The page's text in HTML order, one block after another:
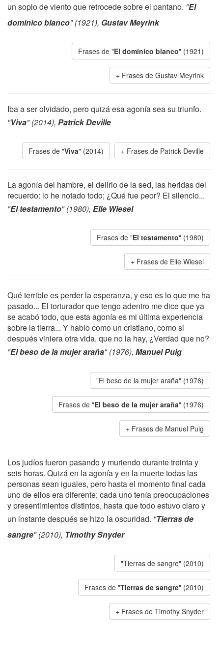
un soplo de viento que retrocede sobre el pantano. "El
dominico blanco" (1921), Gustav Meyrink
Frases de "El dominico blanco" (1921)
Frases de Gustav Meyrink
Iba a ser olvidado, pero quizá esa agonía sea su triunfo.
"Viva" (2014), Patrick Deville
Frases de "Viva" (2014) Frases de Patrick Deville
La agonía del hambre, el delirio de la sed, las heridas del
recuerdo: lo he notado todo; ¿Qué fue peor? El silencio...
"El testamento" (1980), Elie Wiesel
Frases de "El testamento" (1980)
Frases de Elie Wiesel
Qué terrible es perder la esperanza, y eso es lo que me ha
pasado... El torturador que tengo adentro me dice que ya
se acabó todo, que esta agonía es mi última experiencia
sobre la tierra... Y hablo como un cristiano, como si
después viniera otra vida, que no la hay, ¿Verdad que no?
"El beso de la mujer araña" (1976), Manuel Puig
"El beso de la mujer araña" (1976)
Frases de "El beso de la mujer araña" (1976)
Frases de Manuel Puig
Los judíos fueron pasando y muriendo durante treinta y
seis horas. Quizá en la agonía y en la muerte todas las
personas sean iguales, pero hasta el momento final cada
uno de ellos era diferente; cada uno tenía preocupaciones
y presentimientos distintos, hasta que todo estuvo claro y
un instante después se hizo la oscuridad. "Tierras de
sangre" (2010), Timothy Snyder
"Tierras de sangre" (2010)
Frases de "Tierras de sangre" (2010)
Frases de Timothy Snyder